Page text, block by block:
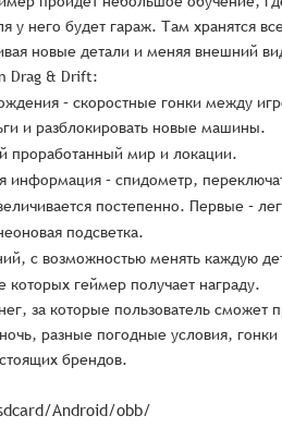
у него будет гараж. Там хранятся
новые детали и меняя внешний
Drag & Drift:
– скоростные гонки между
и разблокировать новые машины.
проработанный мир и локации.
информация – спидометр,
постепенно. Первые –
подсветка.
с возможностью менять каждую
геймер получает награду.
за которые пользователь
разные погодные условия,
брендов.
Android/obb/